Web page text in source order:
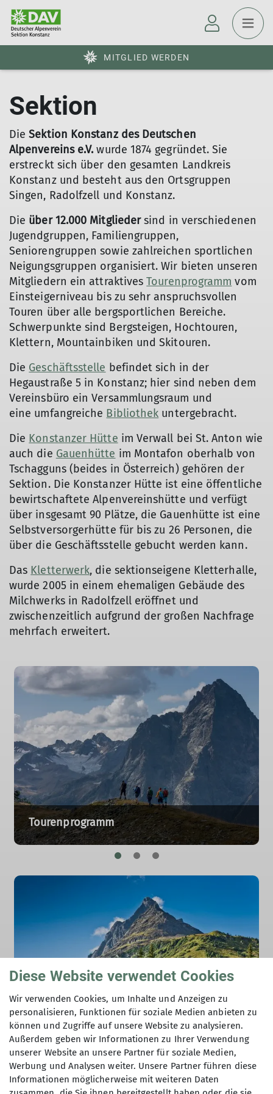
MITGLIED WERDEN
Sektion
DieSektion Konstanz des Deutschen
Alpenvereins e.V. wurde 1874 gegründet. Sie
erstreckt sich über den gesamten Landkreis
Konstanz und besteht aus den Ortsgruppen
Singen, Radolfzell und Konstanz.
Die über 12.000 Mitgliedersind in verschiedenen
Jugendgruppen, Familiengruppen,
Seniorengruppen sowie zahlreichen sportlichen
Neigungsgruppen organisiert. Wir bieten unseren
Mitgliedern ein attraktivesTourenprogramm vom
Einsteigerniveau bis zu sehr anspruchsvollen
Touren über alle bergsportlichen Bereiche.
Schwerpunkte sind Bergsteigen, Hochtouren,
Klettern, Mountainbiken und Skitouren.
Die Geschäftsstelle befindet sich in der
Hegaustraße 5 in Konstanz; hier sind neben dem
Vereinsbüro ein Versammlungsraum und
eine umfangreiche Bibliothek untergebracht.
Die Konstanzer Hütte im Verwall bei St. Anton wie
auch die Gauenhütte im Montafon oberhalb von
Tschagguns (beides in Österreich) gehören der
Sektion. Die Konstanzer Hütte ist eine öffentliche
bewirtschaftete Alpenvereinshütte und verfügt
über insgesamt 90 Plätze, die Gauenhütte ist eine
Selbstversorgerhütte für bis zu 26 Personen, die
über die Geschäftsstelle gebucht werden kann.
Das Kletterwerk, die sektionseigene Kletterhalle,
wurde 2005 in einem ehemaligen Gebäude des
Milchwerks in Radolfzell eröffnet und
zwischenzeitlich aufgrund der großen Nachfrage
mehrfach erweitert.
Tourenprogramm
Konstanzer Hütte
Diese Website verwendet Cookies
Wir verwenden Cookies, um Inhalte und Anzeigen zu
personalisieren, Funktionen für soziale Medien anbieten zu
können und Zugriffe auf unsere Website zu analysieren.
Außerdem geben wir Informationen zu Ihrer Verwendung
unserer Website an unsere Partner für soziale Medien,
Werbung und Analysen weiter. Unsere Partner führen diese
Informationen möglicherweise mit weiteren Daten